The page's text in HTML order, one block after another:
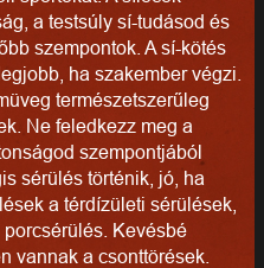
a testsúly sí-tudásod és
szempontok. A sí-kötés
ha szakember végzi.
természetszerűleg
Ne feledkezz meg a
szempontjából
sérülés történik, jó, ha
a térdízületi sérülések,
Kevésbé
vannak a csonttörések.